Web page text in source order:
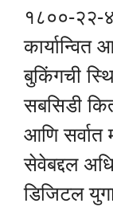
१८००-२२-
कार्यान्वित
बुकिंगची
सबसिडी
आणि सर्वात
सेवेबद्दल
डिजिटल